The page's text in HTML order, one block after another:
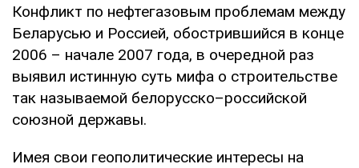
Конфликт по нефтегазовым проблемам между
Беларусью и Россией, обострившийся в конце
2006 – начале 2007 года, в очередной раз
выявил истинную суть мифа о строительстве
так называемой белорусско–российской
союзной державы.
Имея свои геополитические интересы на